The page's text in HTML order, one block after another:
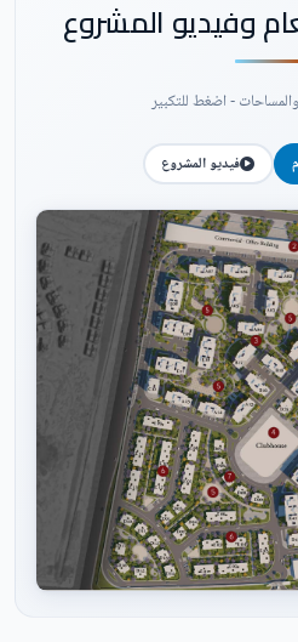
وفيديو المشروع
- اضغط للتكبير
فيديو المشروع